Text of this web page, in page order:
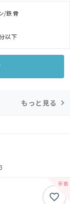
/鉄骨
以下
もっと見る